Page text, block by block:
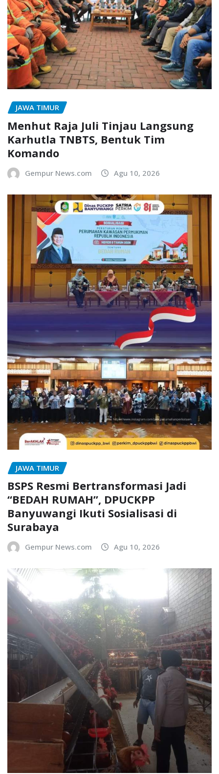
JAWA TIMUR
Menhut Raja Juli Tinjau Langsung
Karhutla TNBTS, Bentuk Tim
Komando
Gempur News.com Agu 10, 2026
JAWA TIMUR
BSPS Resmi Bertransformasi Jadi
“BEDAH RUMAH”, DPUCKPP
Banyuwangi Ikuti Sosialisasi di
Surabaya
Gempur News.com Agu 10, 2026